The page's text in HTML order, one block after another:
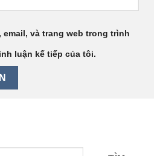
và trang web trong trình
luận kế tiếp của tôi.